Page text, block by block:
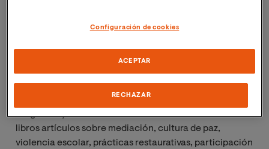
María Carme Boqué Torremorell
Maestra, posgraduada en mediación y resolución de
conflictos y doctora en Pedagogía. Profesora titular de
la Universidad Ramon Llull donde imparte docencia en
los grados y másteres de educación. Autora de diversos
libros artículos sobre mediación, cultura de paz,
violencia escolar, prácticas restaurativas, participación
Configuración de cookies
RECHAZAR
ACEPTAR